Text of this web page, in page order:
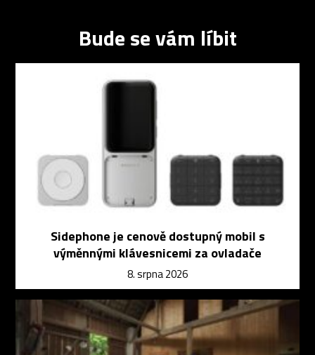
Bude se vám líbit
Sidephone je cenově dostupný mobil s
výměnnými klávesnicemi za ovladače
8. srpna 2026